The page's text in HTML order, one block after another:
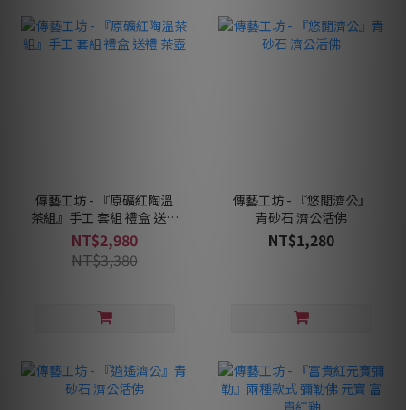
傳藝工坊 - 『原礦紅陶溫
茶組』手工 套組 禮盒 送禮
茶壺
NT$2,980
NT$3,380
傳藝工坊 - 『悠閒濟公』
青砂石 濟公活佛
NT$1,280